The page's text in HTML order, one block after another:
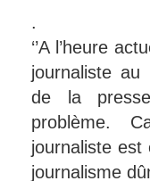
.
‘’A l’heure
journaliste
de la
problème.
journaliste est
journalisme